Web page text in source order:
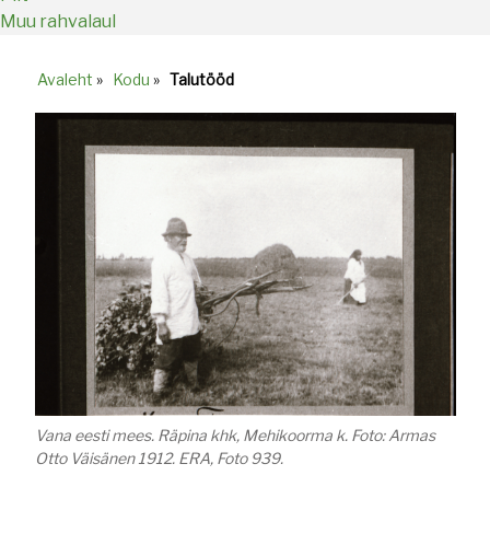
Muu rahvalaul
Avaleht » Kodu » Talutööd
Vana eesti mees. Räpina khk, Mehikoorma k. Foto: Armas
Otto Väisänen 1912. ERA, Foto 939.